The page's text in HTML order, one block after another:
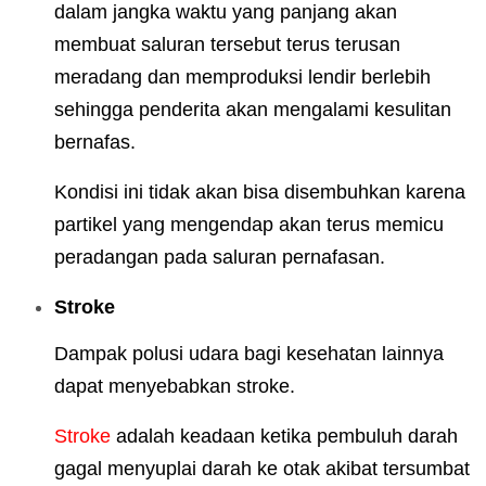
dalam jangka waktu yang panjang akan
membuat saluran tersebut terus terusan
meradang dan memproduksi lendir berlebih
sehingga penderita akan mengalami kesulitan
bernafas.
Kondisi ini tidak akan bisa disembuhkan karena
partikel yang mengendap akan terus memicu
peradangan pada saluran pernafasan.
Stroke
Dampak polusi udara bagi kesehatan lainnya
dapat menyebabkan stroke.
Stroke adalah keadaan ketika pembuluh darah
gagal menyuplai darah ke otak akibat tersumbat